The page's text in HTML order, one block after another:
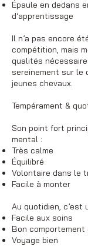
Épaule en dedans
d’apprentissage
Il n’a pas encore
compétition, mais
qualités
sereinement sur le
jeunes chevaux.
Tempérament &
Son point fort
mental :
Très calme
Équilibré
Volontaire dans le
Facile à monter
Au quotidien, c’est
Facile aux soins
Bon comportement
Voyage bien